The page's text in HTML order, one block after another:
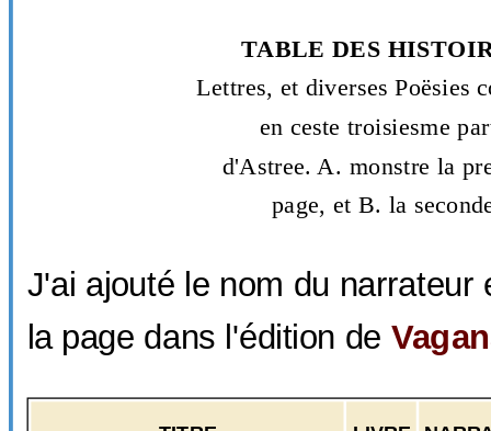
TABLE DES
Lettres, et diverses Poësies
en ceste troisiesme
d'Astree. A. monstre la
page, et B. la
J'ai ajouté le nom du narrateur
la page dans l'édition de